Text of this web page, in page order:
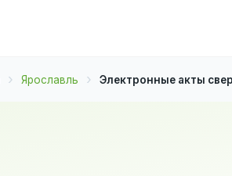
Ярославль Электронные акты